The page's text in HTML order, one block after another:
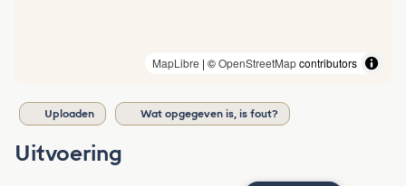
MapLibre | ©OpenStreetMapcontributors
Uploaden Wat opgegeven is, is fout?
Uitvoering